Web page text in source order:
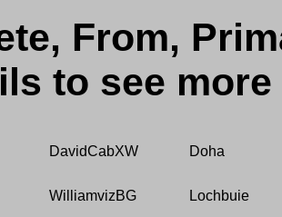
From,
to see more
DavidCabXW Doha
WilliamvizBG Lochbuie